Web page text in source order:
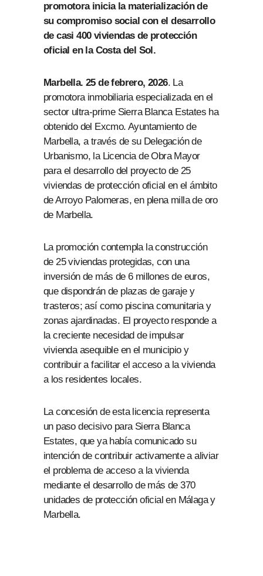
promotora inicia la materialización de
su compromiso social con el desarrollo
de casi 400 viviendas de protección
oficial en la Costa del Sol.
Marbella. 25 de febrero, 2026. La
promotora inmobiliaria especializada en el
sector ultra-prime Sierra Blanca Estates ha
obtenido del Excmo. Ayuntamiento de
Marbella, a través de su Delegación de
Urbanismo, la Licencia de Obra Mayor
para el desarrollo del proyecto de 25
viviendas de protección oficial en el ámbito
de Arroyo Palomeras, en plena milla de oro
de Marbella.
La promoción contempla la construcción
de 25 viviendas protegidas, con una
inversión de más de 6 millones de euros,
que dispondrán de plazas de garaje y
trasteros; así como piscina comunitaria y
zonas ajardinadas. El proyecto responde a
la creciente necesidad de impulsar
vivienda asequible en el municipio y
contribuir a facilitar el acceso a la vivienda
a los residentes locales.
La concesión de esta licencia representa
un paso decisivo para Sierra Blanca
Estates, que ya había comunicado su
intención de contribuir activamente a aliviar
el problema de acceso a la vivienda
mediante el desarrollo de más de 370
unidades de protección oficial en Málaga y
Marbella.